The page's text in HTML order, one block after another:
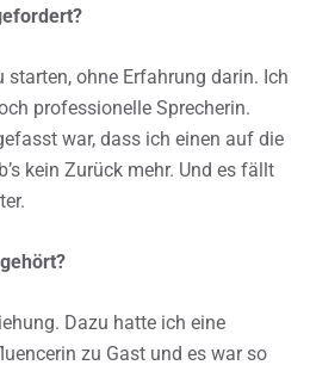
starten, ohne Erfahrung darin. Ich
professionelle Sprecherin.
war, dass ich einen auf die
kein Zurück mehr. Und es fällt
Dazu hatte ich eine
zu Gast und es war so